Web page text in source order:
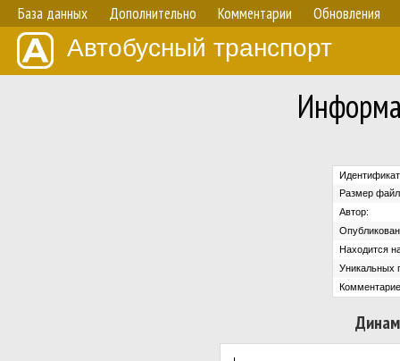
База данных Дополнительно Комментарии Обновления
Автобусный транспорт
Размер
Автор:
Находится
Уникальных